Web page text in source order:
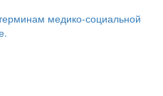
медико-социальной